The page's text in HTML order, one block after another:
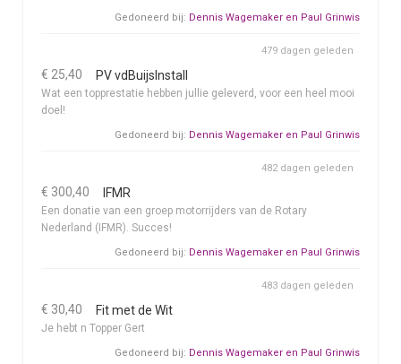
Gedoneerd bij: Dennis Wagemaker en Paul Grinwis
€ 25,40 PV vdBuijsInstall
Wat een topprestatie hebben jullie geleverd, voor een heel mooi
doel!
479 dagen geleden
Gedoneerd bij: Dennis Wagemaker en Paul Grinwis
€ 300,40 IFMR
Een donatie van een groep motorrijders van de Rotary
Nederland (IFMR). Succes!
482 dagen geleden
Gedoneerd bij: Dennis Wagemaker en Paul Grinwis
€ 30,40 Fit met de Wit
Je hebt n Topper Gert
483 dagen geleden
Gedoneerd bij: Dennis Wagemaker en Paul Grinwis